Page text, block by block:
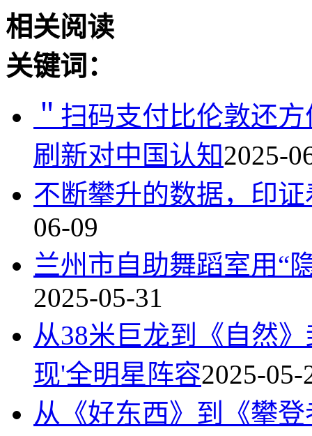
相关阅读
关键词：
＂扫码支付比伦敦还
刷新对中国认知2025-
不断攀升的数据，印
06-09
兰州市自助舞蹈室用“
2025-05-31
从38米巨龙到《自然
现'全明星阵容2025-05-
从《好东西》到《攀